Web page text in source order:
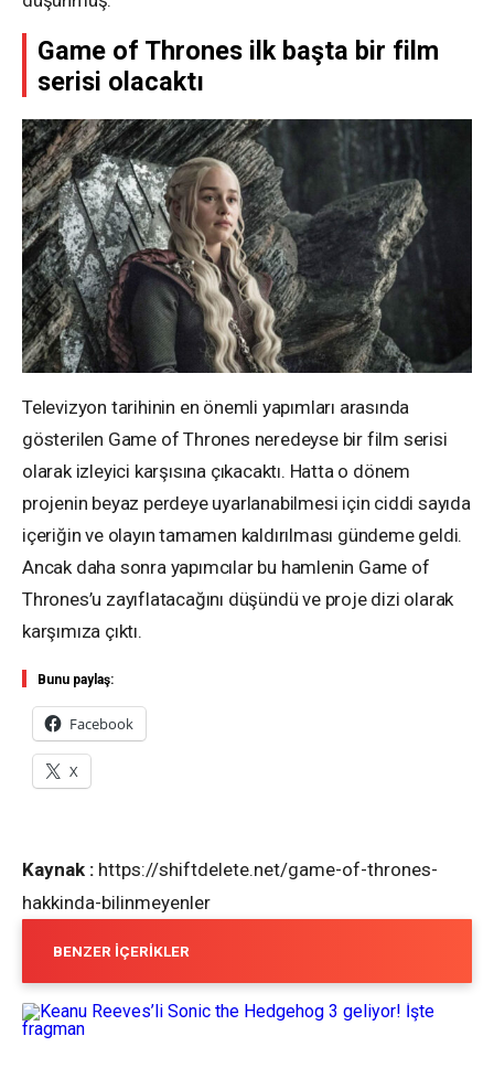
Game of Thrones ilk başta bir film
serisi olacaktı
Televizyon tarihinin en önemli yapımları arasında
gösterilen Game of Thrones neredeyse bir film serisi
olarak izleyici karşısına çıkacaktı. Hatta o dönem
projenin beyaz perdeye uyarlanabilmesi için ciddi sayıda
içeriğin ve olayın tamamen kaldırılması gündeme geldi.
Ancak daha sonra yapımcılar bu hamlenin Game of
Thrones’u zayıflatacağını düşündü ve proje dizi olarak
karşımıza çıktı.
Bunu paylaş:
Facebook
X
Kaynak : https://shiftdelete.net/game-of-thrones-
hakkinda-bilinmeyenler
BENZER İÇERIKLER